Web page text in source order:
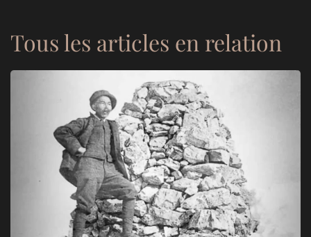
Tous les articles en relation